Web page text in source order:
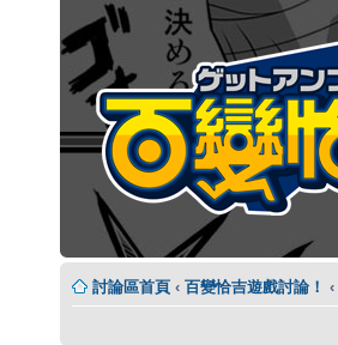
討論區首頁 ‹ 百變恰吉遊戲討論！ ‹